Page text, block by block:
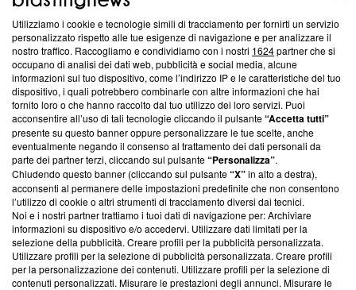
Questa sezione offre informazioni trasparenti su Blasting
News, sui nostri processi editoriali e su come ci impegniamo a
creare news di qualità. Inoltre, afferma la nostra aderenza a
‘Trust Project - News with Integrity’Blasting News non è
ancora membro del programma, ma ha richiesto di farne
parte; Trust Project non ha ancora effettuato una verifica di
conformità agli standard.
Su di noi
Team editoriale
Corporate
Redazione
Informativa Privacy
Utilizziamo i cookie e tecnologie simili di tracciamento per fornirti un servizio
personalizzato rispetto alle tue esigenze di navigazione e per analizzare il
nostro traffico. Raccogliamo e condividiamo con i nostri 1624partner che si
occupano di analisi dei dati web, pubblicità e social media, alcune
informazioni sul tuo dispositivo, come l’indirizzo IP e le caratteristiche del tuo
dispositivo, i quali potrebbero combinarle con altre informazioni che hai
fornito loro o che hanno raccolto dal tuo utilizzo dei loro servizi. Puoi
acconsentire all’uso di tali tecnologie cliccando il pulsante“Accetta tutti”
presente su questo banner oppure personalizzare le tue scelte, anche
eventualmente negando il consenso al trattamento dei dati personali da
parte dei partner terzi, cliccando sul pulsante“Personalizza”.
Chiudendo questo banner (cliccando sul pulsante“X”in alto a destra),
acconsenti al permanere delle impostazioni predefinite che non consentono
l’utilizzo di cookie o altri strumenti di tracciamento diversi dai tecnici.
Noi e i nostri partner trattiamo i tuoi dati di navigazione per: Archiviare
informazioni su dispositivo e/o accedervi. Utilizzare dati limitati per la
selezione della pubblicità. Creare profili per la pubblicità personalizzata.
Utilizzare profili per la selezione di pubblicità personalizzata. Creare profili
per la personalizzazione dei contenuti. Utilizzare profili per la selezione di
contenuti personalizzati. Misurare le prestazioni degli annunci. Misurare le